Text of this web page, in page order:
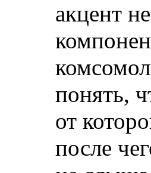
акцент
понять,
от
после